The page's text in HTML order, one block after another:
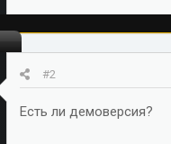
#2
Есть ли демоверсия?